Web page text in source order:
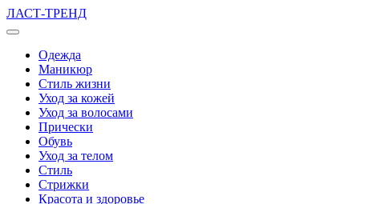
Перейти
к
ЛАСТ-ТРЕНД
Вне
холстаОдежда
Маникюр
Стиль жизни
Уход за кожей
Уход за волосами
Прически
Обувь
Уход за телом
Стиль
Стрижки
Красота и здоровье